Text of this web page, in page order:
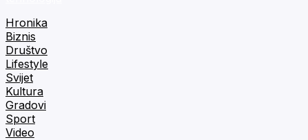
Hronika
Biznis
Društvo
Lifestyle
Svijet
Kultura
Gradovi
Sport
Video